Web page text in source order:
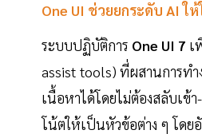
One UI ช่วยยกระดับ AI ใ
ระบบปฏิบัติการ One UI 7 เ
assist tools) ที่ผสานการทำ
เนื้อหาได้โดยไม่ต้องสลับเข้
โน้ตให้เป็นหัวข้อต่าง ๆ โดย